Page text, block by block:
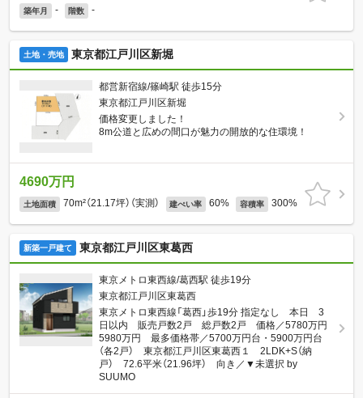
築年月 - 階数 -
土地・売地 東京都江戸川区新堀
都営新宿線/篠崎駅 徒歩15分
東京都江戸川区新堀
価格変更しました！
8m公道と広めの間口が魅力の開放的な住環境！
4690万円
土地面積 70m²（21.17坪）（実測） 建ぺい率 60% 容積率 300%
新築一戸建て 東京都江戸川区東葛西
東京メトロ東西線/葛西駅 徒歩19分
東京都江戸川区東葛西
東京メトロ東西線「葛西」歩19分 指定なし 本日 3
日以内 販売戸数2戸 総戸数2戸 価格／5780万円
5980万円 最多価格帯／5700万円台・5900万円台
（各2戸） 東京都江戸川区東葛西１ 2LDK+S（納
戸） 72.6平米（21.96坪） 向き／▼未選択 by
SUUMO